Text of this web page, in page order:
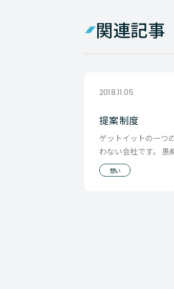
関連記事
2018.11.05
提案制度
ゲットイットの一つ
わない会社です。 愚
いので愚痴るぐらい
辞めた方がいいの
想い